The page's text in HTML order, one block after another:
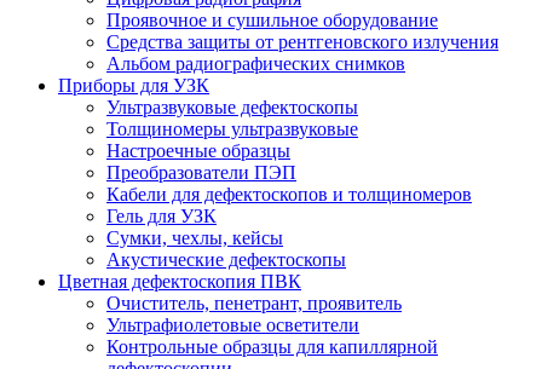
Проявочное и сушильное оборудование
Средства защиты от рентгеновского излучения
Альбом радиографических снимков
Приборы для УЗК
Ультразвуковые дефектоскопы
Толщиномеры ультразвуковые
Настроечные образцы
Преобразователи ПЭП
Кабели для дефектоскопов и толщиномеров
Гель для УЗК
Сумки, чехлы, кейсы
Акустические дефектоскопы
Цветная дефектоскопия ПВК
Очиститель, пенетрант, проявитель
Ультрафиолетовые осветители
Контрольные образцы для капиллярной